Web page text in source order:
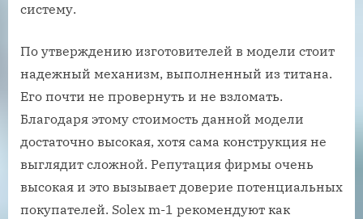
систему.
По утверждению изготовителей в модели стоит
надежный механизм, выполненный из титана.
Его почти не провернуть и не взломать.
Благодаря этому стоимость данной модели
достаточно высокая, хотя сама конструкция не
выглядит сложной. Репутация фирмы очень
высокая и это вызывает доверие потенциальных
покупателей. Solex m-1 рекомендуют как